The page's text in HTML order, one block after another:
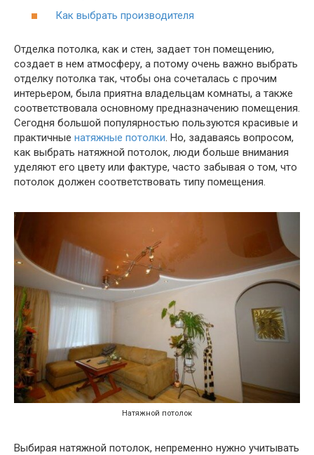
Как выбрать производителя
Отделка потолка, как и стен, задает тон помещению,
создает в нем атмосферу, а потому очень важно выбрать
отделку потолка так, чтобы она сочеталась с прочим
интерьером, была приятна владельцам комнаты, а также
соответствовала основному предназначению помещения.
Сегодня большой популярностью пользуются красивые и
практичные натяжные потолки . Но, задаваясь вопросом,
как выбрать натяжной потолок, люди больше внимания
уделяют его цвету или фактуре, часто забывая о том, что
потолок должен соответствовать типу помещения.
Натяжной потолок
Выбирая натяжной потолок, непременно нужно учитывать